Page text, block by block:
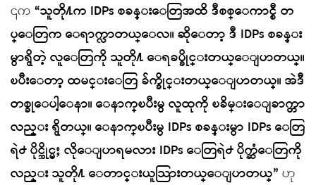
၎က “သူတို႔က IDPs စခန္းေတြအထိ ဒီစစ္ေကာင္စီ တ
ပ္ေတြက ေရာက္လာတယ္ေလ။ ဆိုေတာ့ ဒီ IDPs စခန္း
မွာရွိတဲ့ လူေတြကို သူတို႔ ေရခပ္ခိုင္းတယ္ေျပာတယ္။
ၿပီးေတာ့ ထမင္းေတြ ခ်က္ခိုင္းတယ္ေျပာတယ္။ အဲဒီ
တစ္ခုေပါ့ေနာ။ ေနာက္ၿပီးမွ လူထုကို ၿခိမ္းေျခာက္တာ
လည္း ရွိတယ္။ ေနာက္ၿပီးမွ IDPs စခန္းမွာ IDPs ေတြ
ရဲ႕ ပိုင္ဆိုင္မႈ လိုေျပာရမလား IDPs ေတြရဲ႕ ပိုက္ဆံေတြကို
လည္း သူတို႔ ေတာင္းယူသြားတယ္ေျပာတယ္” ဟု